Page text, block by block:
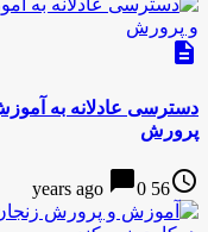
description
دسترسی عادلانه به
پرورش
access_time
56 years ago
chat_bubble0